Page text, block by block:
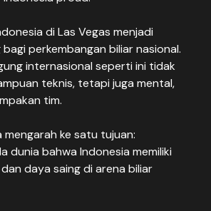
di Las Vegas menjadi
perkembangan biliar nasional.
internasional seperti ini tidak
teknis, tetapi juga mental,
tim.
mengarah ke satu tujuan:
dunia bahwa Indonesia memiliki
daya saing di arena biliar